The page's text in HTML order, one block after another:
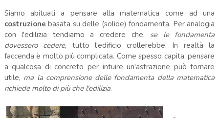
Siamo abituati a pensare alla matematica come ad una
costruzione basata su delle (solide) fondamenta. Per analogia
con l'edilizia tendiamo a credere che, se le fondamenta
dovessero cedere, tutto l'edificio crollerebbe. In realtà la
faccenda è molto più complicata. Come spesso capita, pensare
a qualcosa di concreto per intuire un'astrazione può tornare
utile, ma la comprensione delle fondamenta della matematica
richiede molto di più che l'edilizia.